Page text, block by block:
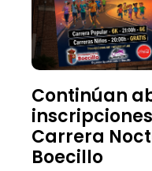
Continúan
Carrera
Boecillo